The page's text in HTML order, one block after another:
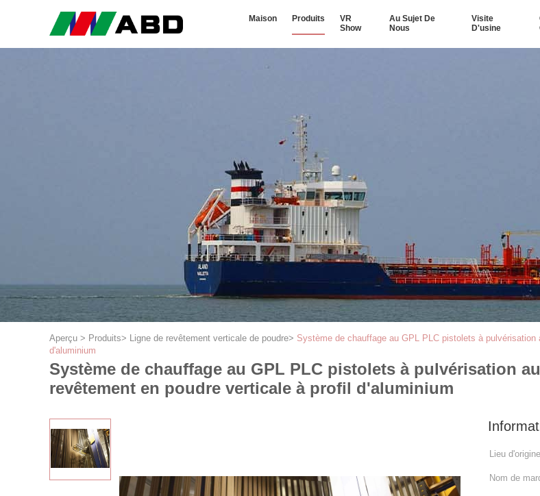
Maison Produits
VR
Show
Au Sujet De
Nous
Visite
D'usine
Aperçu > Produits> Ligne de revêtement verticale de poudre> Système de chauffage au GPL PLC pistolets à
d'aluminium
Système de chauffage au GPL PLC pistolets à pulvérisation
revêtement en poudre verticale à profil d'aluminium
Lieu
Nom de